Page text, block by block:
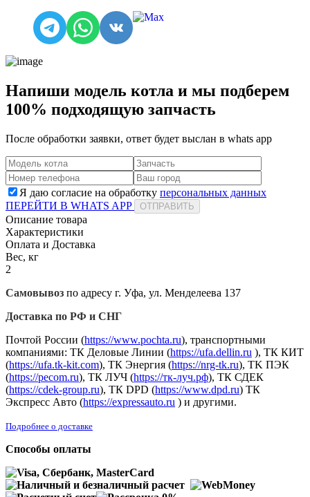
Напиши модель котла и мы подберем
100% подходящую запчасть
После обработки заявки, ответ будет выслан в whats app
Я даю согласие на обработку персональных данных
ПЕРЕЙТИ В WHATS APP
ОТПРАВИТЬ
Описание товара
Характеристики
Оплата и Доставка
Вес, кг
2
Самовывоз по адресу г. Уфа, ул. Менделеева 137
Доставка по РФ и СНГ
Почтой России (https://www.pochta.ru), транспортными
компаниями: ТК Деловые Линии (https://ufa.dellin.ru ), ТК КИТ
(https://ufa.tk-kit.com), ТК Энергия (https://nrg-tk.ru), ТK ПЭК
(https://pecom.ru), ТК ЛУЧ (https://тк-луч.рф), ТК СДЕК
(https://cdek-group.ru), ТК DPD (https://www.dpd.ru) ТК
Экспресс Авто (https://expressauto.ru ) и другими.
Подробнее о доставке
Способы оплаты